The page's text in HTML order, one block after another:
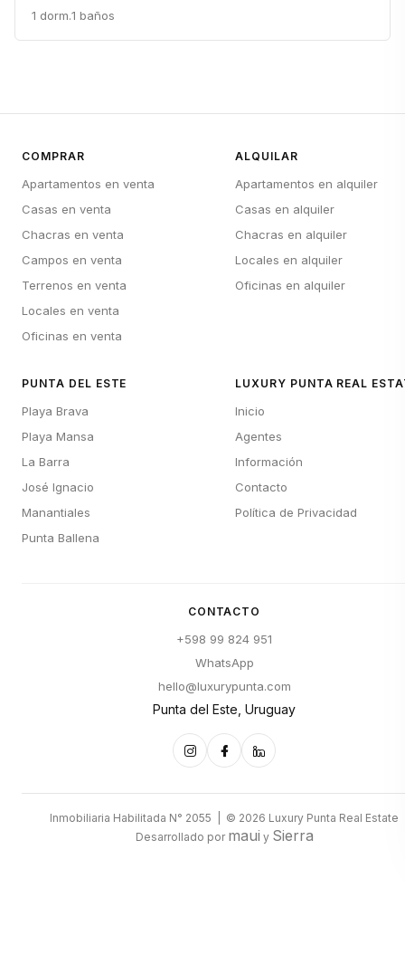
1 dorm.1 baños
COMPRAR
Apartamentos en venta
Casas en venta
Chacras en venta
Campos en venta
Terrenos en venta
Locales en venta
Oficinas en venta
ALQUILAR
Apartamentos en alquiler
Casas en alquiler
Chacras en alquiler
Locales en alquiler
Oficinas en alquiler
PUNTA DEL ESTE
Playa Brava
Playa Mansa
La Barra
José Ignacio
Manantiales
Punta Ballena
LUXURY PUNTA REAL
Inicio
Agentes
Información
Contacto
Política de Privacidad
CONTACTO
+598 99 824 951
WhatsApp
hello@luxurypunta.com
Punta del Este, Uruguay
Inmobiliaria Habilitada N° 2055 | © 2026 Luxury Punta Real Estate
Desarrollado por maui y Sierra